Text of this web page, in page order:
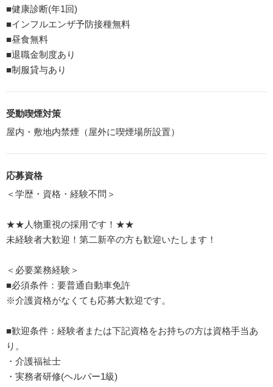
■健康診断(年1回)
■インフルエンザ予防接種無料
■昼食無料
■退職金制度あり
■制服貸与あり
受動喫煙対策
屋内・敷地内禁煙（屋外に喫煙場所設置）
応募資格
＜学歴・資格・経験不問＞
★★人物重視の採用です！★★
未経験者大歓迎！第二新卒の方も歓迎いたします！
＜必要業務経験＞
■必須条件：要普通自動車免許
※介護資格がなくても応募大歓迎です。
■歓迎条件：経験者または下記資格をお持ちの方は資格手当あ
り。
・介護福祉士
・実務者研修(ヘルパー1級)